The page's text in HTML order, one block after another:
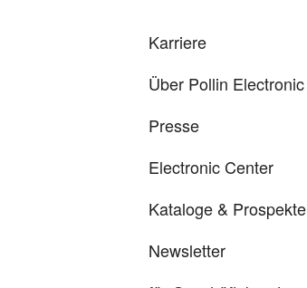
Karriere
Über Pollin Electronic
Presse
Electronic Center
Kataloge & Prospekte
Newsletter